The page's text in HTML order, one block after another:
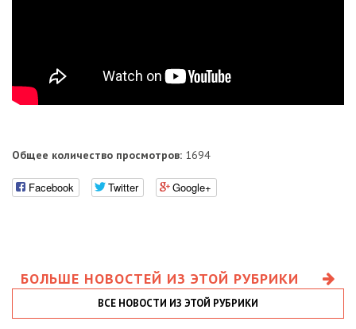
Общее количество просмотров: 1694
Facebook Twitter Google+
БОЛЬШЕ НОВОСТЕЙ ИЗ ЭТОЙ РУБРИКИ
ВСЕ НОВОСТИ ИЗ ЭТОЙ РУБРИКИ